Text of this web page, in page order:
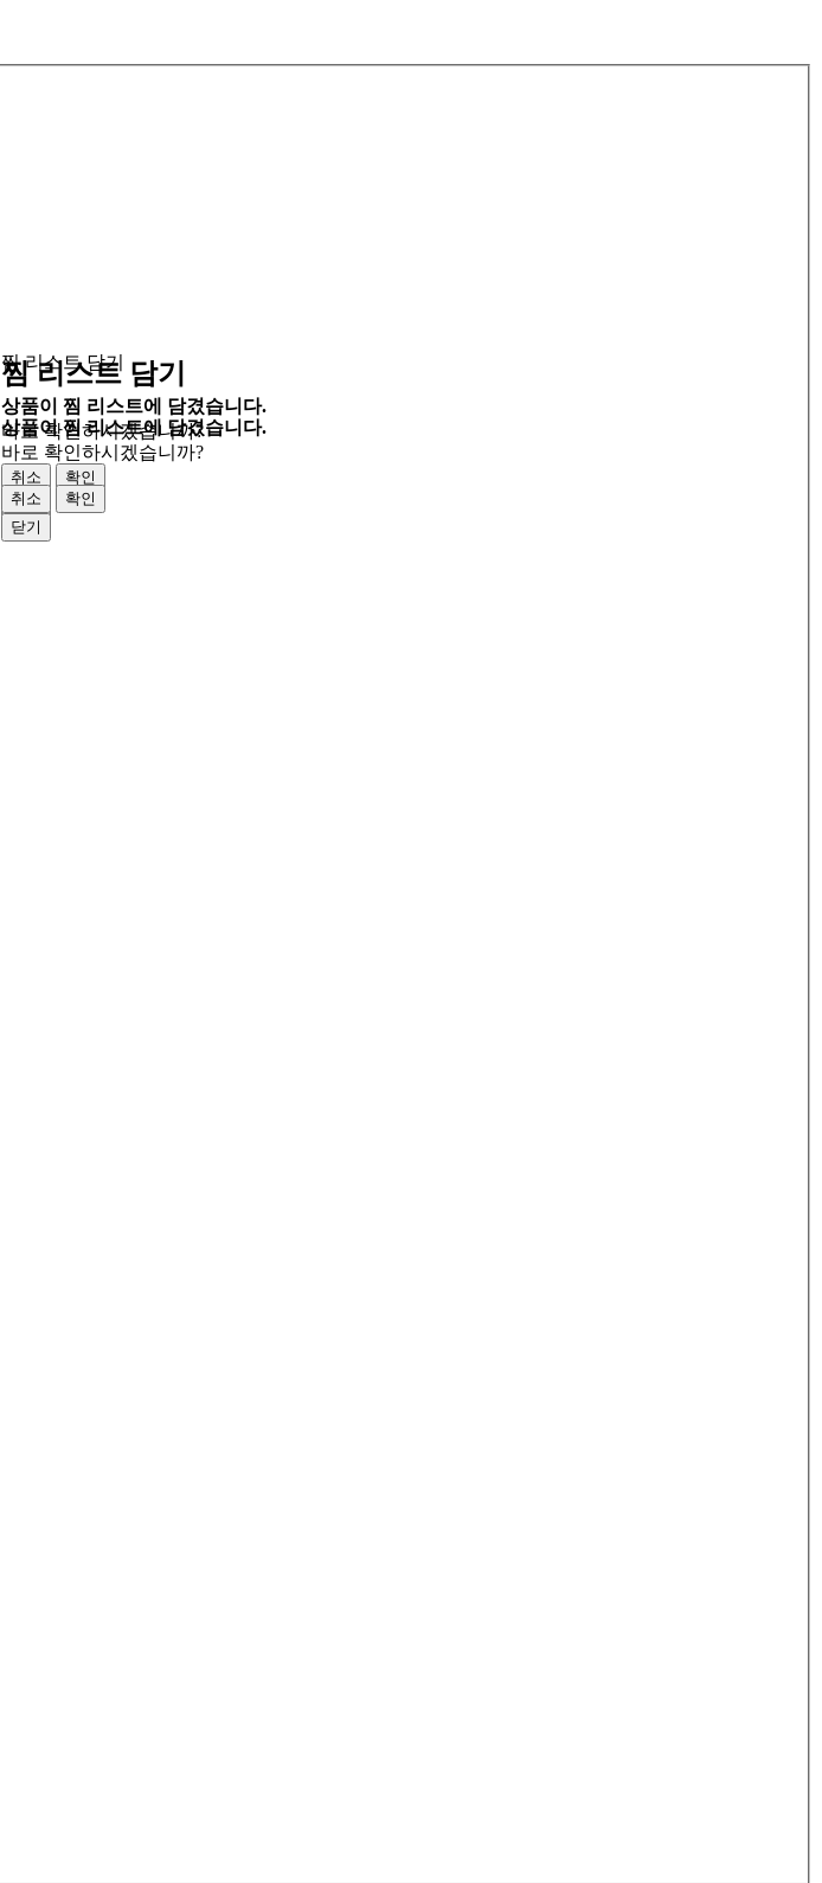
찜 리스트 담기
상품이 찜 리스트에 담겼습니다.
바로 확인하시겠습니까?
취소
확인
닫기
찜 리스트 담기
상품이 찜 리스트에 담겼습니다.
바로 확인하시겠습니까?
취소
확인
닫기